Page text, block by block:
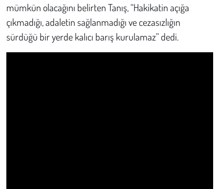
mümkün olacağını belirten Tanış, “Hakikatin açığa
çıkmadığı, adaletin sağlanmadığı ve cezasızlığın
sürdüğü bir yerde kalıcı barış kurulamaz” dedi.